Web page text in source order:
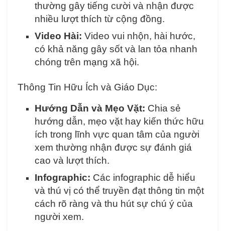
thường gây tiếng cười và nhận được
nhiều lượt thích từ cộng đồng.
Video Hài: Video vui nhộn, hài hước,
có khả năng gây sốt và lan tỏa nhanh
chóng trên mạng xã hội.
Thông Tin Hữu Ích và Giáo Dục:
Hướng Dẫn và Mẹo Vặt: Chia sẻ
hướng dẫn, mẹo vặt hay kiến thức hữu
ích trong lĩnh vực quan tâm của người
xem thường nhận được sự đánh giá
cao và lượt thích.
Infographic: Các infographic dễ hiểu
và thú vị có thể truyền đạt thông tin một
cách rõ ràng và thu hút sự chú ý của
người xem.